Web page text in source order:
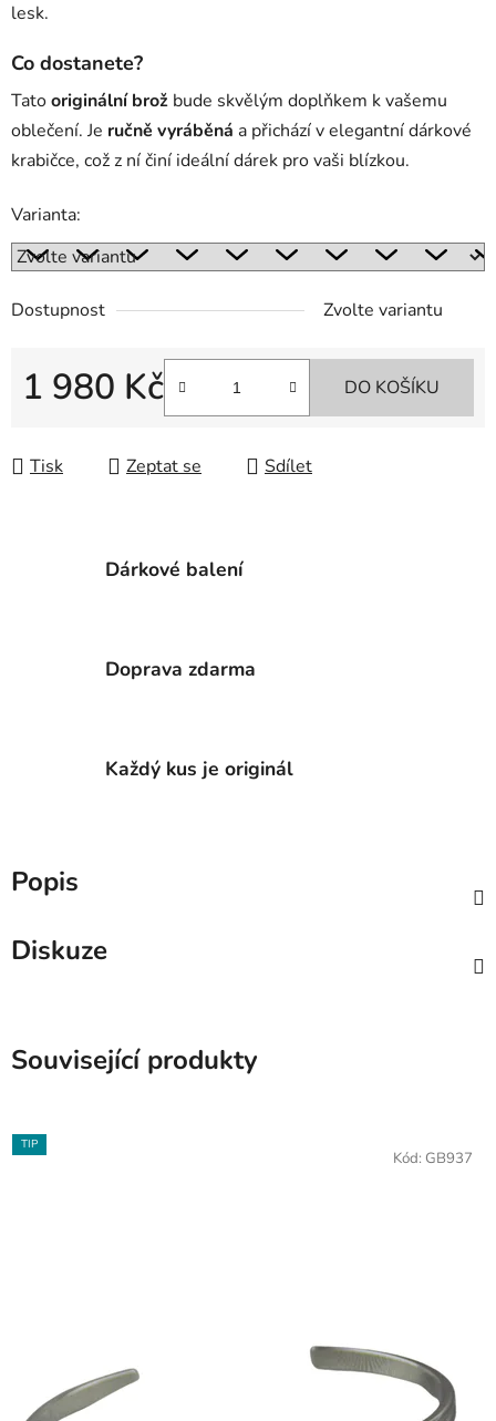
lesk.
Co dostanete?
Tatooriginální brož bude skvělým doplňkem k vašemu
oblečení. Je ručně vyráběná a přichází v elegantní dárkové
krabičce, což z ní činí ideální dárek pro vaši blízkou.
Varianta:
Dostupnost Zvolte variantu
1 980 Kč DO KOŠÍKU
Tisk Zeptat se Sdílet
Dárkové balení
Doprava zdarma
Každý kus je originál
Popis
Diskuze
Související produkty
TIP
Kód: GB937